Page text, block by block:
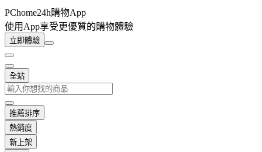
PChome24h購物App
使用App享受更優質的購物體驗
立即體驗
全站
推薦排序
熱銷度
新上架